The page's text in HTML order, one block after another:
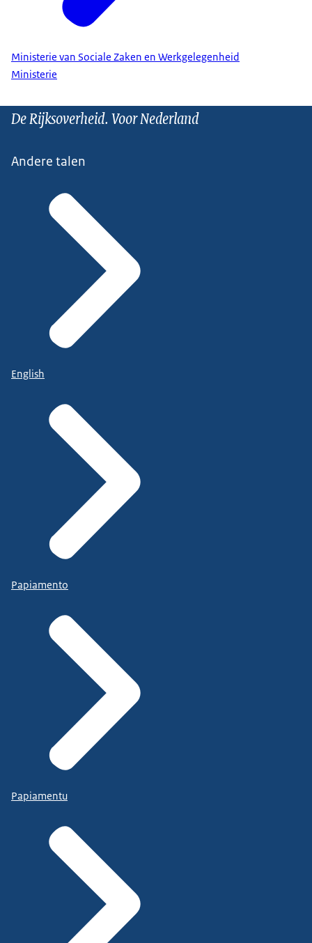
Ministerie van Sociale Zaken en Werkgelegenheid
Ministerie
De Rijksoverheid. Voor Nederland
Andere talen
English
Papiamento
Papiamentu